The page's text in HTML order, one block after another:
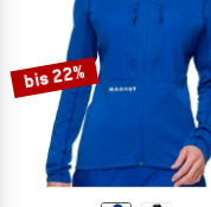
bis 22%